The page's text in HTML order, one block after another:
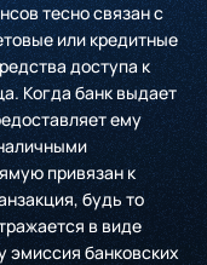
тесно связан с
или кредитные
доступа к
Когда банк выдает
ему
привязан к
будь то
в виде
эмиссия банковских